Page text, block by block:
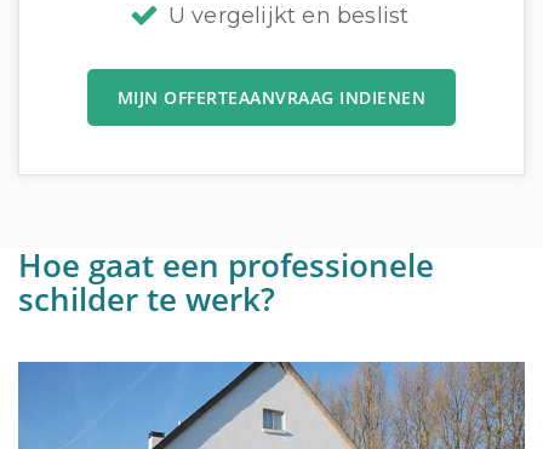
U vergelijkt en beslist
MIJN OFFERTEAANVRAAG INDIENEN
Hoe gaat een professionele
schilder te werk?